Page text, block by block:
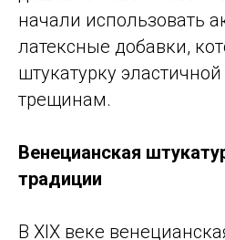
начали использовать
латексные добавки,
штукатурку
трещинам.
Венецианская
традиции
В XIX веке